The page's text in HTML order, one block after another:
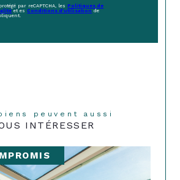
par reCAPTCHA, lesPolitiques de
et esConditions d'utilisation de
biens peuvent aussi
INTÉRESSER